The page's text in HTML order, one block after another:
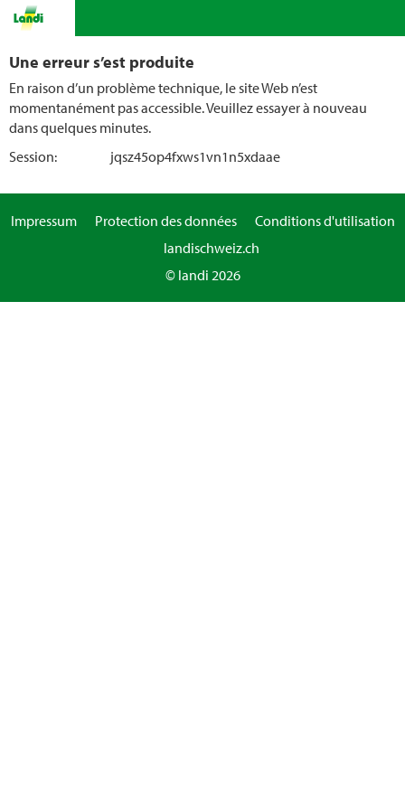
Une erreur s’est produite
En raison d’un problème technique, le site Web n’est
momentanément pas accessible. Veuillez essayer à nouveau
dans quelques minutes.
Session:
jqsz45op4fxws1vn1n5xdaae
Impressum Protection des données
Conditions d'utilisation
landischweiz.ch
© landi 2026